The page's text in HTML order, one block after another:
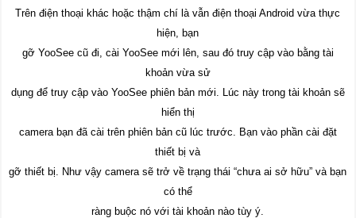
Trên điện thoại khác hoặc thậm chí là vẫn điện thoại Android vừa thực
hiện, bạn
gỡ YooSee cũ đi, cài YooSee mới lên, sau đó truy cập vào bằng tài
khoản vừa sử
dụng để truy cập vào YooSee phiên bản mới. Lúc này trong tài khoản sẽ
hiển thị
camera bạn đã cài trên phiên bản cũ lúc trước. Bạn vào phần cài đặt
thiết bị và
gỡ thiết bị. Như vậy camera sẽ trở về trạng thái “chưa ai sở hữu” và bạn
có thể
ràng buộc nó với tài khoản nào tùy ý.